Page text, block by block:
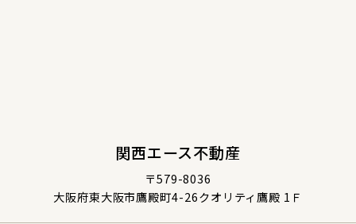
関西エース不動産
〒579-8036
大阪府東大阪市鷹殿町4-26クオリティ鷹殿 1Ｆ